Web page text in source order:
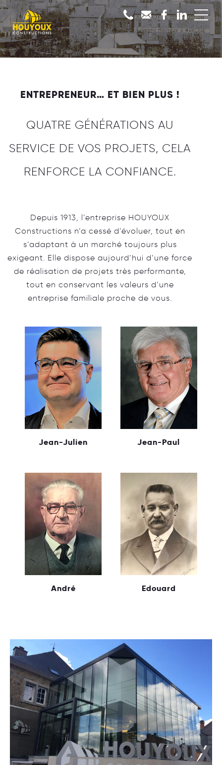
ENTREPRENEUR… ET BIEN PLUS !
QUATRE GÉNÉRATIONS AU
SERVICE DE VOS PROJETS, CELA
RENFORCE LA CONFIANCE.
Depuis 1913, l’entreprise HOUYOUX
Constructions n’a cessé d’évoluer, tout en
s’adaptant à un marché toujours plus
exigeant. Elle dispose aujourd’hui d’une force
de réalisation de projets très performante,
tout en conservant les valeurs d’une
entreprise familiale proche de vous.
Jean-Julien Jean-Paul
André Edouard